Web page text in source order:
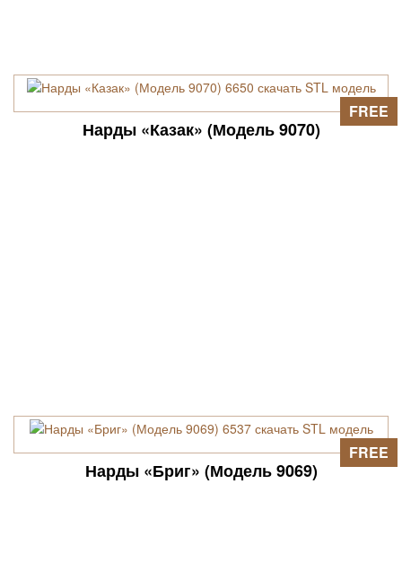
Нарды «Казак» (Модель 9070)
FREE
Нарды «Бриг» (Модель 9069)
FREE